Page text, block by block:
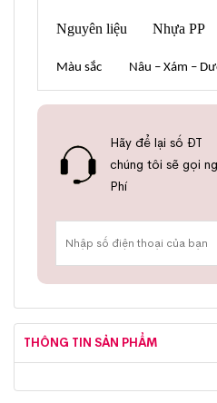
Nguyên liệu Nhựa PP
Màu sắc Nâu – Xám –
Hãy để lại số ĐT
chúng tôi sẽ gọi
Phí
THÔNG TIN SẢN PHẨM